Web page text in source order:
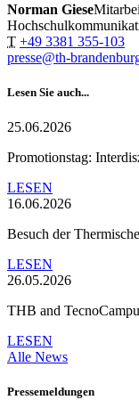
Norman Giese
T +49 3381 355-103
presse@th-
Lesen Sie auch...
25.06.2026
Promotionstag:
LESEN
16.06.2026
Besuch der
LESEN
26.05.2026
THB and
LESEN
Alle News
Pressemeldungen